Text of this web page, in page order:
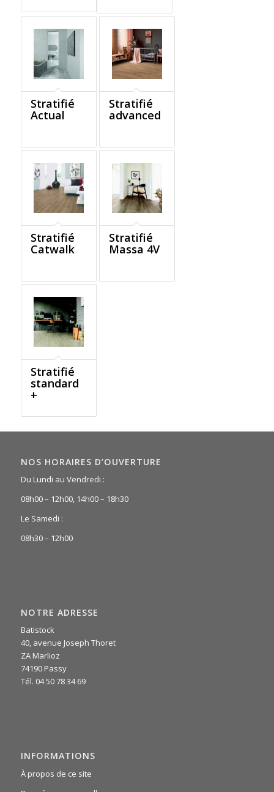
Stratifié
Actual
Stratifié
advanced
Stratifié
Catwalk
Stratifié
Massa 4V
Stratifié
standard
+
NOS HORAIRES D’OUVERTURE
Du Lundi au Vendredi :
08h00 – 12h00, 14h00 – 18h30
Le Samedi :
08h30 – 12h00
NOTRE ADRESSE
Batistock
40, avenue Joseph Thoret
ZA Marlioz
74190 Passy
Tél. 04 50 78 34 69
INFORMATIONS
À propos de ce site